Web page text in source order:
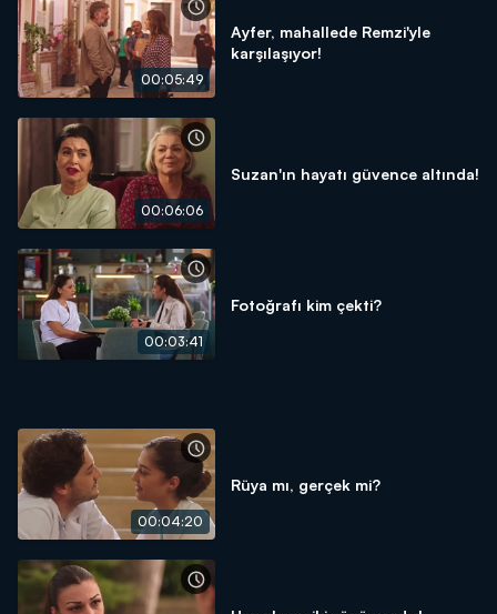
00:05:49
Ayfer, mahallede Remzi'yle
karşılaşıyor!
00:06:06
Suzan'ın hayatı güvence altında!
00:03:41
Fotoğrafı kim çekti?
00:04:20
Rüya mı, gerçek mi?